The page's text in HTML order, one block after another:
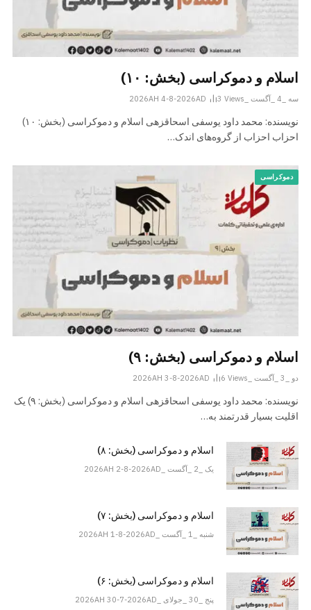
اسلام و دموکراسی (بخش: ۱۰)
سه _4 _آگست _2026AH 4-8-2026AD 3 Views
نویسنده: محمد داود یوسفی اسحاقزهی اسلام و دموکراسی (بخش: ۱۰)
احزاب احزاب از گروه‌های اندک…
دموکراسی
اسلام و دموکراسی (بخش: ۹)
دو _3 _آگست _2026AH 3-8-2026AD 6 Views
نویسنده: محمد داود یوسفی اسحاقزهی اسلام و دموکراسی (بخش: ۹) یک
اقلیت بسیار قدرتمند به…
اسلام و دموکراسی (بخش: ۸)
یک _2 _آگست _2026AH 2-8-2026AD
اسلام و دموکراسی (بخش: ۷)
شنبه _1 _آگست _2026AH 1-8-2026AD
اسلام و دموکراسی (بخش: ۶)
پنج _30 _جولای _2026AH 30-7-2026AD